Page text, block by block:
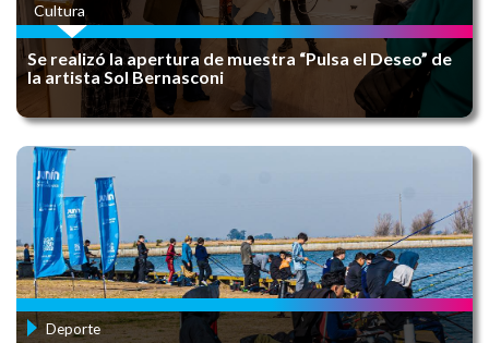
FIESTA DE LA INDEPENDENCIA
Convocatoria - XXI FERIA DEL LIBRO JUNÍN
2025
HUERTA EN CASA
Cultura
Se realizó la apertura de muestra “Pulsa el Deseo” de
la artista Sol Bernasconi
Deporte